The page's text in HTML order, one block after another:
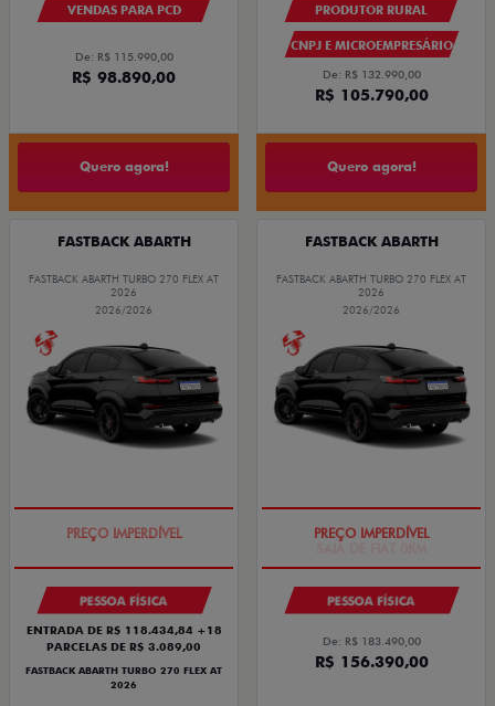
VENDAS PARA PCD
De: R$ 115.990,00
R$ 98.890,00
Quero agora!
PRODUTOR RURAL
CNPJ E MICROEMPRESÁRIO
De: R$ 132.990,00
R$ 105.790,00
Quero agora!
FASTBACK ABARTH
FASTBACK ABARTH TURBO 270 FLEX AT
2026
2026/2026
PESSOA FÍSICA
ENTRADA DE R$ 118.434,84 +18
PARCELAS DE R$ 3.089,00
FASTBACK ABARTH TURBO 270 FLEX AT
2026
FASTBACK ABARTH
FASTBACK ABARTH TURBO 270 FLEX AT
2026
2026/2026
PESSOA FÍSICA
De: R$ 183.490,00
R$ 156.390,00